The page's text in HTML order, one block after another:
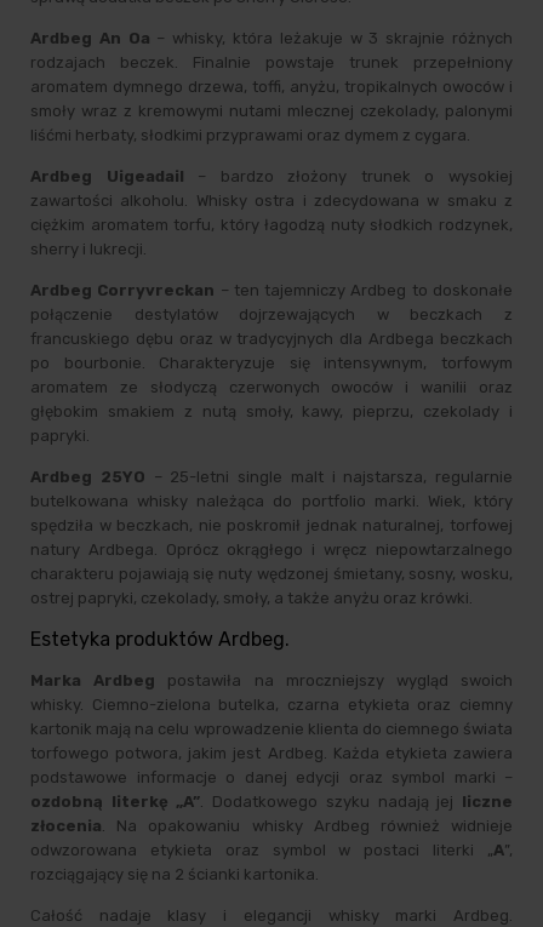
Ardbeg An Oa – whisky, która leżakuje w 3 skrajnie różnych
rodzajach beczek. Finalnie powstaje trunek przepełniony
aromatem dymnego drzewa, toffi, anyżu, tropikalnych owoców i
smoły wraz z kremowymi nutami mlecznej czekolady, palonymi
liśćmi herbaty, słodkimi przyprawami oraz dymem z cygara.
Ardbeg Uigeadail
– bardzo złożony trunek o wysokiej
zawartości alkoholu. Whisky ostra i zdecydowana w smaku z
ciężkim aromatem torfu, który łagodzą nuty słodkich rodzynek,
sherry i lukrecji.
Ardbeg Corryvreckan – ten tajemniczy Ardbeg to doskonałe
połączenie destylatów dojrzewających w beczkach z
francuskiego dębu oraz w tradycyjnych dla Ardbega beczkach
po bourbonie. Charakteryzuje się intensywnym, torfowym
aromatem ze słodyczą czerwonych owoców i wanilii oraz
głębokim smakiem z nutą smoły, kawy, pieprzu, czekolady i
papryki.
Ardbeg 25YO – 25-letni single malt i najstarsza, regularnie
butelkowana whisky należąca do portfolio marki. Wiek, który
spędziła w beczkach, nie poskromił jednak naturalnej, torfowej
natury Ardbega. Oprócz okrągłego i wręcz niepowtarzalnego
charakteru pojawiają się nuty wędzonej śmietany, sosny, wosku,
ostrej papryki, czekolady, smoły, a także anyżu oraz krówki.
Estetyka produktów Ardbeg.
Marka Ardbeg postawiła na mroczniejszy wygląd swoich
whisky. Ciemno-zielona butelka, czarna etykieta oraz ciemny
kartonik mają na celu wprowadzenie klienta do ciemnego świata
torfowego potwora, jakim jest Ardbeg. Każda etykieta zawiera
podstawowe informacje o danej edycji oraz symbol marki –
ozdobną literkę „A” . Dodatkowego szyku nadają jej liczne
złocenia . Na opakowaniu whisky Ardbeg również widnieje
odwzorowana etykieta oraz symbol w postaci literki „A”,
rozciągający się na 2 ścianki kartonika.
Całość nadaje klasy i elegancji whisky marki Ardbeg.